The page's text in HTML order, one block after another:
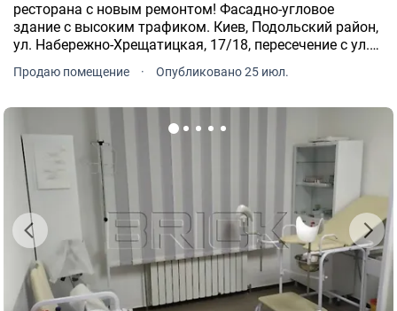
ресторана с новым ремонтом! Фасадно-угловое
здание с высоким трафиком. Киев, Подольский район,
ул. Набережно-Хрещатицкая, 17/18, пересечение с ул.
1913 года постройки из керамического кирпича.
Продаю помещение · Опубликовано 25 июл.